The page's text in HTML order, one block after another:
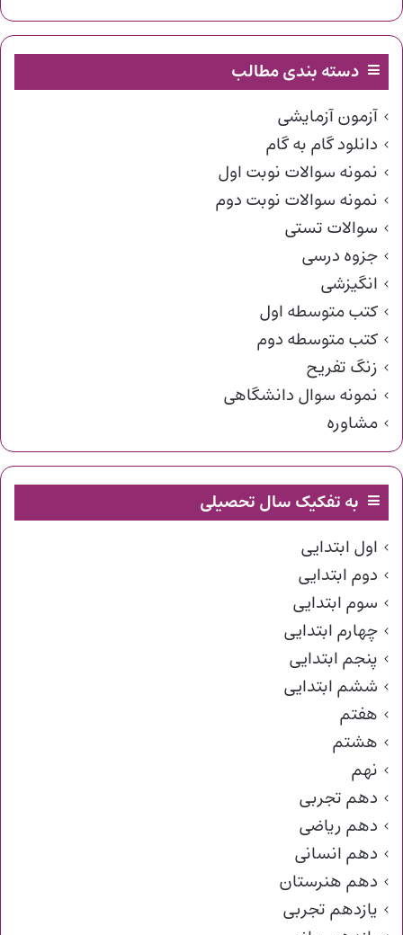
دسته بندی مطالب
آزمون آزمایشی
دانلود گام به گام
نمونه سوالات نوبت اول
نمونه سوالات نوبت دوم
سوالات تستی
جزوه درسی
انگیزشی
کتب متوسطه اول
کتب متوسطه دوم
زنگ تفریح
نمونه سوال دانشگاهی
مشاوره
به تفکیک سال تحصیلی
اول ابتدایی
دوم ابتدایی
سوم ابتدایی
چهارم ابتدایی
پنجم ابتدایی
ششم ابتدایی
هفتم
هشتم
نهم
دهم تجربی
دهم ریاضی
دهم انسانی
دهم هنرستان
یازدهم تجربی